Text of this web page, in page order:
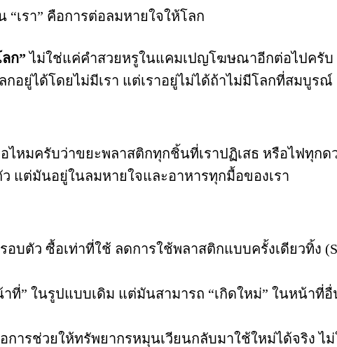
“เรา” คือการต่อลมหายใจให้โลก
ก” ไม่ใช่แค่คำสวยหรูในแคมเปญโฆษณาอีกต่อไปครับ
กอยู่ได้โดยไม่มีเรา แต่เราอยู่ไม่ได้ถ้าไม่มีโลกที่สมบูรณ์
ไหมครับว่าขยะพลาสติกทุกชิ้นที่เราปฏิเสธ หรือไฟทุกด
แต่มันอยู่ในลมหายใจและอาหารทุกมื้อของเรา
อบตัว ซื้อเท่าที่ใช้ ลดการใช้พลาสติกแบบครั้งเดียวทิ้ง
ที่” ในรูปแบบเดิม แต่มันสามารถ “เกิดใหม่” ในหน้าที่อื่
การช่วยให้ทรัพยากรหมุนเวียนกลับมาใช้ใหม่ได้จริง ไ